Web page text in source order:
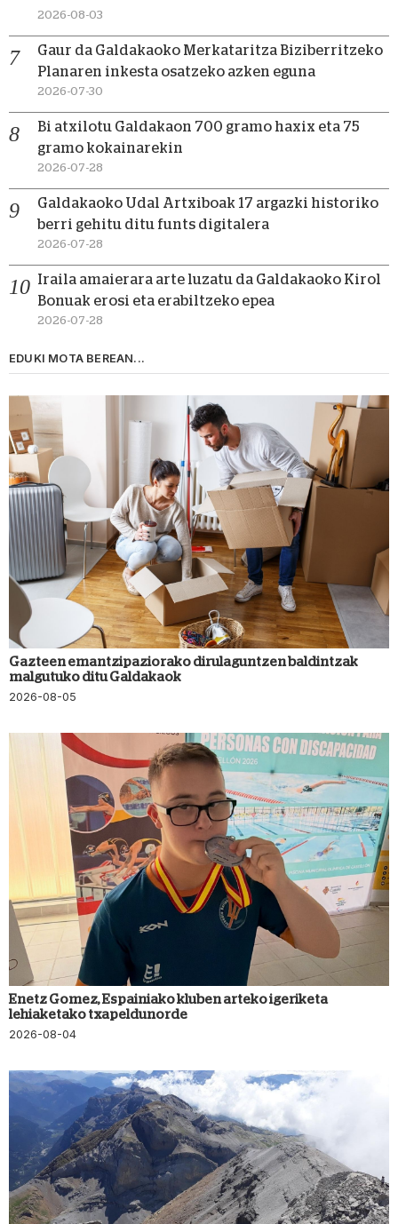
2026-08-03
Gaur da Galdakaoko Merkataritza Biziberritzeko
Planaren inkesta osatzeko azken eguna
2026-07-30
Bi atxilotu Galdakaon 700 gramo haxix eta 75
gramo kokainarekin
2026-07-28
Galdakaoko Udal Artxiboak 17 argazki historiko
berri gehitu ditu funts digitalera
2026-07-28
Iraila amaierara arte luzatu da Galdakaoko Kirol
Bonuak erosi eta erabiltzeko epea
2026-07-28
EDUKI MOTA BEREAN...
Gazteen emantzipaziorako dirulaguntzen baldintzak
malgutuko ditu Galdakaok
2026-08-05
Enetz Gomez, Espainiako kluben arteko igeriketa
lehiaketako txapeldunorde
2026-08-04